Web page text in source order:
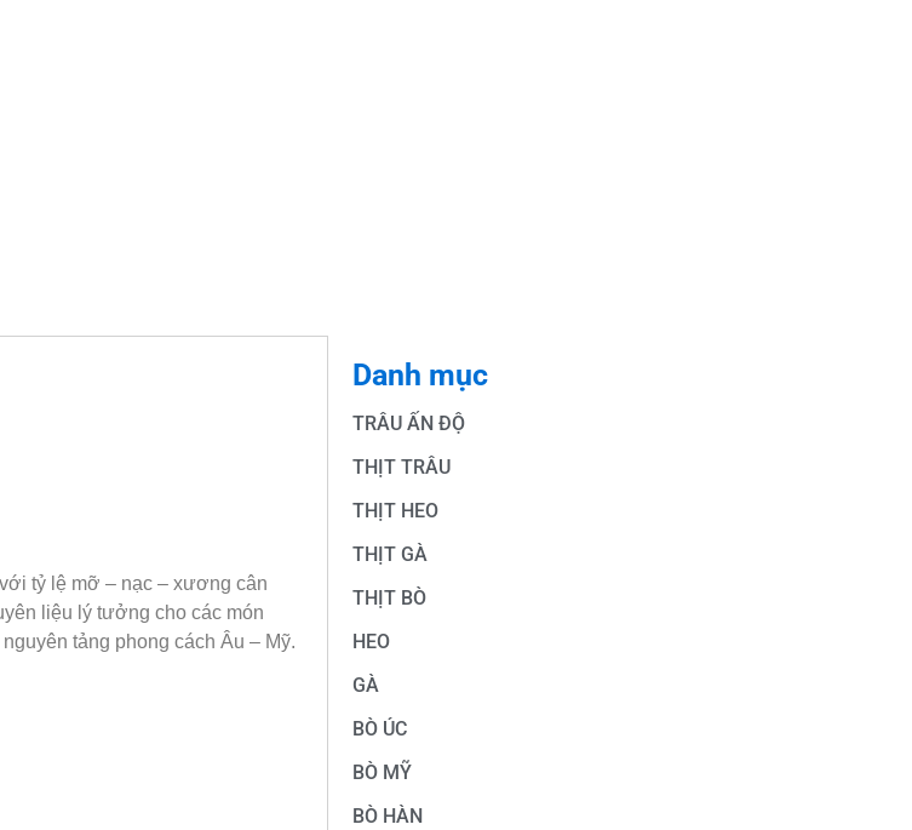
tỷ lệ mỡ – nạc – xương cân
liệu lý tưởng cho các món
tảng phong cách Âu – Mỹ.
Danh mục
TRÂU ẤN ĐỘ
THỊT TRÂU
THỊT HEO
THỊT GÀ
THỊT BÒ
HEO
GÀ
BÒ ÚC
BÒ MỸ
BÒ HÀN